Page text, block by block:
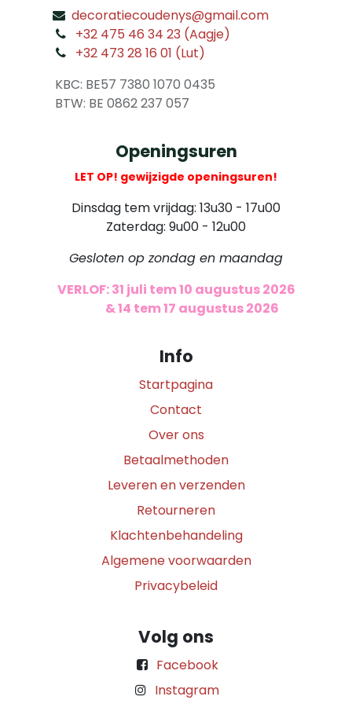
decoratiecoudenys@gmail.com
+32 475 46 34 23 (Aagje)
+32 473 28 16 01 (Lut)
KBC: BE57 7380 1070 0435
​ BTW: BE 0862 237 057
Openingsuren
LET OP! gewijzigde openingsuren!
Dinsdag tem vrijdag: 13u30 - 17u00
Zaterdag: 9u00 - 12u00
Gesloten op zondag en maandag
VERLOF: 31 juli tem 10 augustus 2026
& 14 tem 17 augustus 2026
Info
Startpagina
Contact
Over ons
Betaalmethoden
Leveren en verzenden
Retourneren
Klachtenbehandeling
Algemene voorwaarden
Privacybeleid
Volg ons
Facebook
Instagram